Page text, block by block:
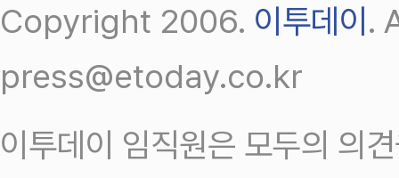
Copyright 2006. 이투데이 .
press@etoday.co.kr
이투데이 임직원은 모두의 의